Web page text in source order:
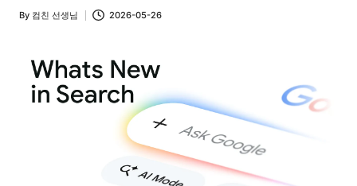
는
Posted
By 컴친 선생님 2026-05-26